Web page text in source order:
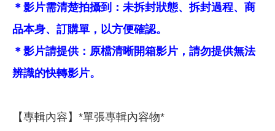
＊影片需清楚拍攝到：未拆封狀態、拆封過程、商
品本身、訂購單，以方便確認。
＊影片請提供：原檔清晰開箱影片，請勿提供無法
辨識的快轉影片。
【專輯內容】*單張專輯內容物*